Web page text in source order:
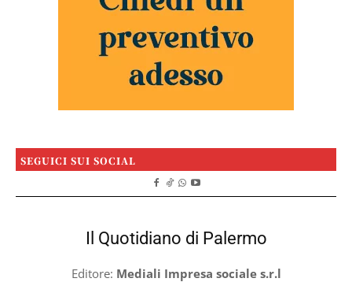
SEGUICI SUI SOCIAL
Il Quotidiano di Palermo
Editore: Mediali Impresa sociale s.r.l